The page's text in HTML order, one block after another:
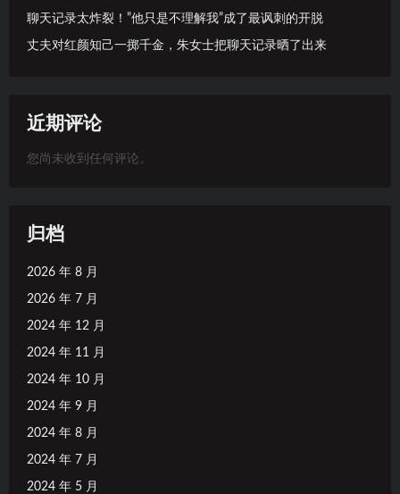
聊天记录太炸裂！”他只是不理解我”成了最讽刺的开脱
丈夫对红颜知己一掷千金，朱女士把聊天记录晒了出来
近期评论
您尚未收到任何评论。
归档
2026 年 8 月
2026 年 7 月
2024 年 12 月
2024 年 11 月
2024 年 10 月
2024 年 9 月
2024 年 8 月
2024 年 7 月
2024 年 5 月